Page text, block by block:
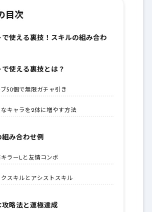
目次
で使える裏技！スキルの組み合わ
で使える裏技とは？
ブ50個で無限ガチャ引き
なキャラを2体に増やす方法
組み合わせ例
ラーLと友情コンボ
クスキルとアシストスキル
攻略法と運極達成